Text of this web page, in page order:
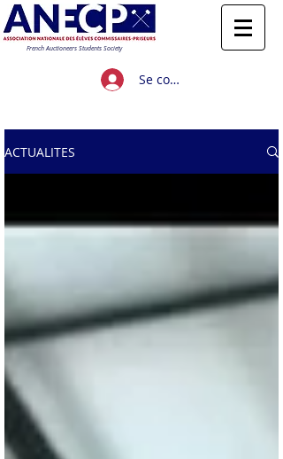
French Auctioneers Students Society
Se connecter
ACTUALITES